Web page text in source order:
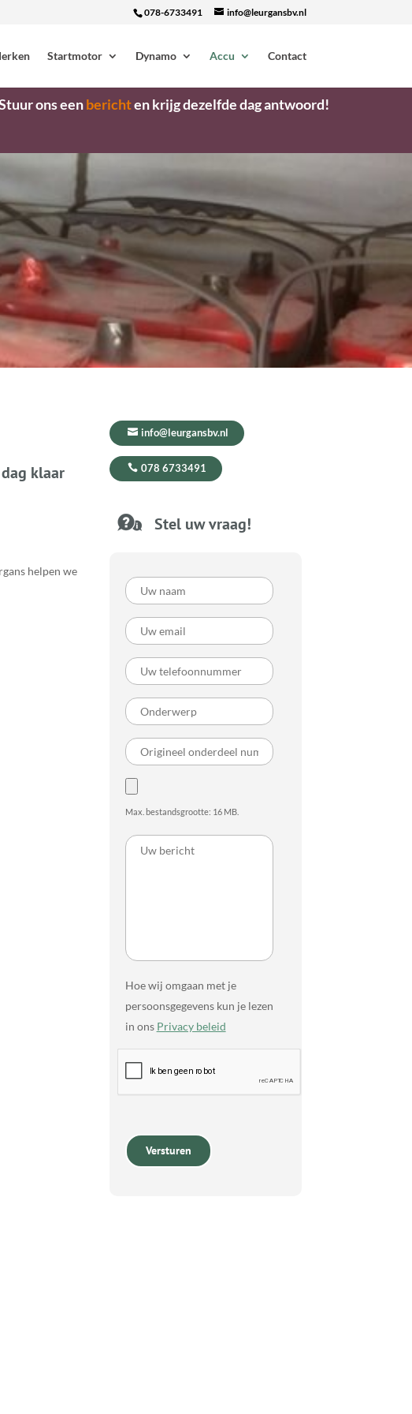
078-6733491 info@leurgansbv.nl
Startmotor Dynamo Accu Contact
ons eenberichten krijg dezelfde dag antwoord!
klaar
helpen we
info@leurgansbv.nl
078 6733491
Stel uw vraag!
Max. bestandsgrootte: 16 MB.
Hoe wij omgaan met je
persoonsgegevens kun je lezen
in ons Privacy beleid